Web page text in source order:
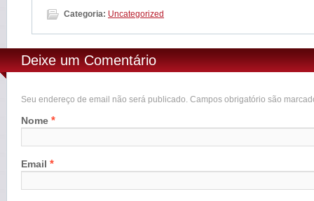
Categoria: Uncategorized
Deixe um Comentário
Seu endereço de email não será publicado. Campos obrigatório são
Nome *
Email *